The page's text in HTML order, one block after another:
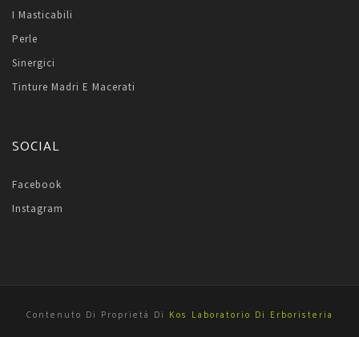
I Masticabili
Perle
Sinergici
Tinture Madri E Macerati
SOCIAL
Facebook
Instagram
Contenuto Di Proprietà Di Kos Laboratorio Di Erboristeria